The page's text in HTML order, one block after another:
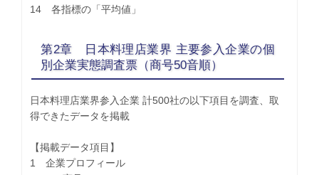
14 各指標の「平均値」
第2章 日本料理店業界 主要参入企業の個
別企業実態調査票（商号50音順）
日本料理店業界参入企業 計500社の以下項目を調査、取
得できたデータを掲載
【掲載データ項目】
1 企業プロフィール